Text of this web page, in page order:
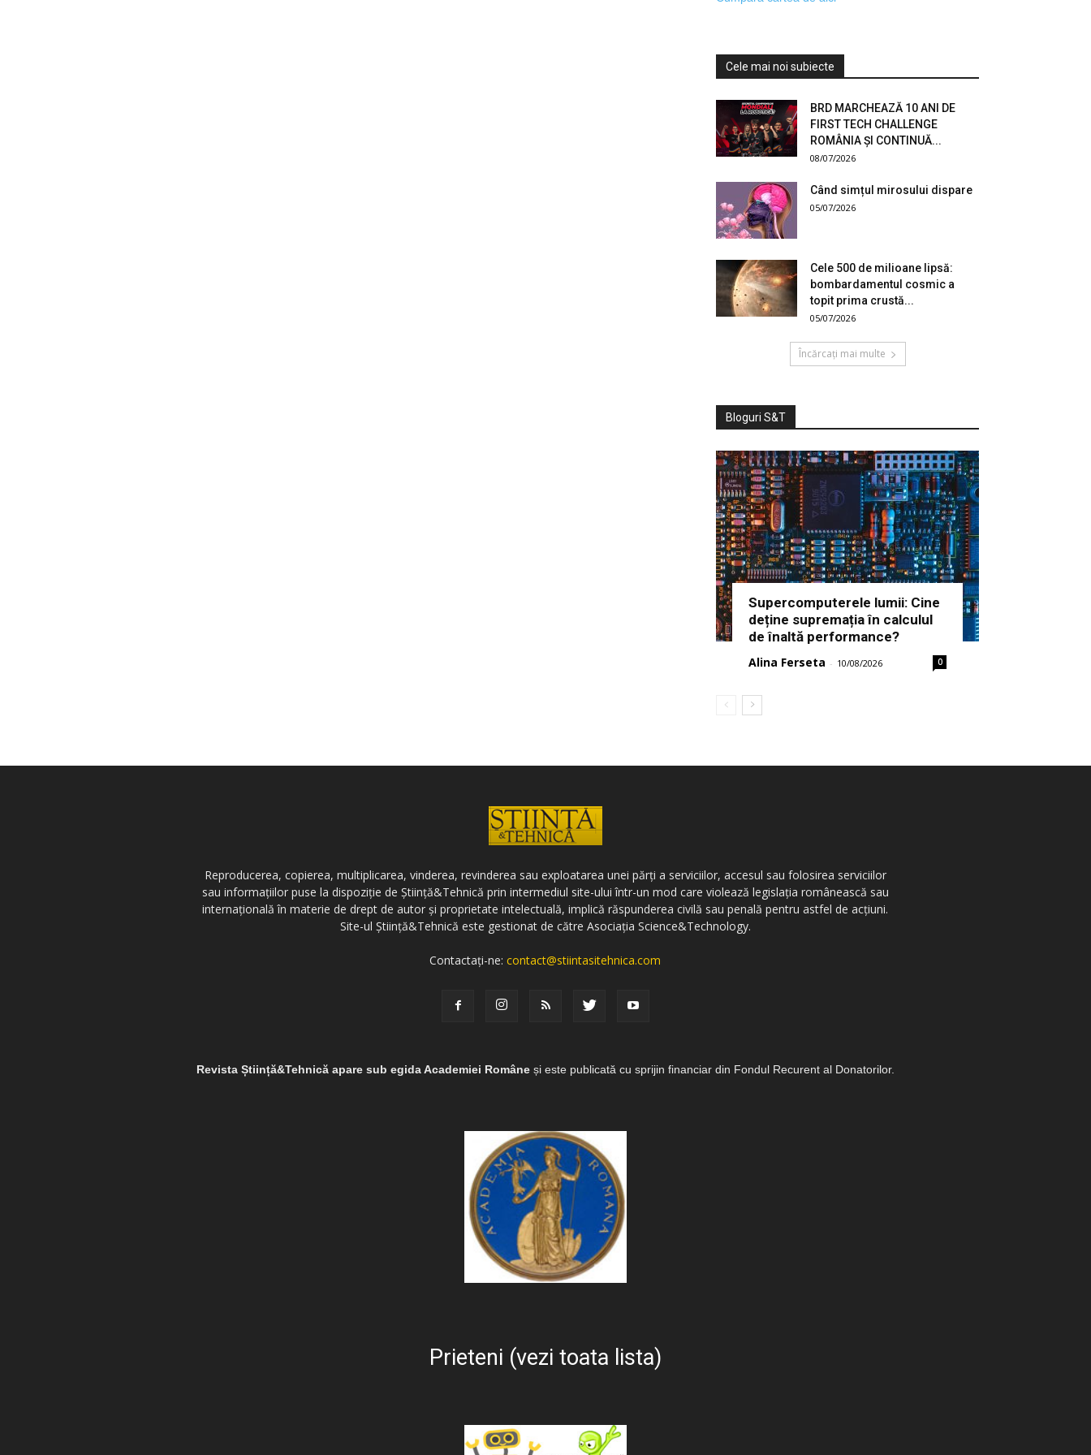
Cele mai noi subiecte
BRD MARCHEAZĂ 10 ANI DE
FIRST TECH CHALLENGE
ROMÂNIA ȘI CONTINUĂ...
08/07/2026
Când simțul mirosului dispare
05/07/2026
Cele 500 de milioane lipsă:
bombardamentul cosmic a
topit prima crustă...
05/07/2026
Încărcați mai multe
Bloguri S&T
Supercomputerele lumii: Cine
deține supremația în calculul
de înaltă performance?
Alina Ferseta - 10/08/2026 0
Reproducerea, copierea, multiplicarea, vinderea, revinderea sau exploatarea unei părți a serviciilor, accesul sau folosirea serviciilor
sau informațiilor puse la dispoziție de Știință&Tehnică prin intermediul site-ului într-un mod care violează legislația românească sau
internațională în materie de drept de autor și proprietate intelectuală, implică răspunderea civilă sau penală pentru astfel de acțiuni.
Site-ul Știință&Tehnică este gestionat de către Asociația Science&Technology.
Contactați-ne:contact@stiintasitehnica.com
Revista Știință&Tehnică apare sub egida Academiei Române și este publicată cu sprijin financiar din Fondul Recurent al Donatorilor.
Prieteni (vezi toata lista)